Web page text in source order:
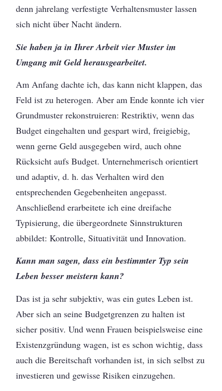
denn jahrelang verfestigte Verhaltensmuster lassen
sich nicht über Nacht ändern.
Sie haben ja in Ihrer Arbeit vier Muster im
Umgang mit Geld herausgearbeitet.
Am Anfang dachte ich, das kann nicht klappen, das
Feld ist zu heterogen. Aber am Ende konnte ich vier
Grundmuster rekonstruieren: Restriktiv, wenn das
Budget eingehalten und gespart wird, freigiebig,
wenn gerne Geld ausgegeben wird, auch ohne
Rücksicht aufs Budget. Unternehmerisch orientiert
und adaptiv, d. h. das Verhalten wird den
entsprechenden Gegebenheiten angepasst.
Anschließend erarbeitete ich eine dreifache
Typisierung, die übergeordnete Sinnstrukturen
abbildet: Kontrolle, Situativität und Innovation.
Kann man sagen, dass ein bestimmter Typ sein
Leben besser meistern kann?
Das ist ja sehr subjektiv, was ein gutes Leben ist.
Aber sich an seine Budgetgrenzen zu halten ist
sicher positiv. Und wenn Frauen beispielsweise eine
Existenzgründung wagen, ist es schon wichtig, dass
auch die Bereitschaft vorhanden ist, in sich selbst zu
investieren und gewisse Risiken einzugehen.